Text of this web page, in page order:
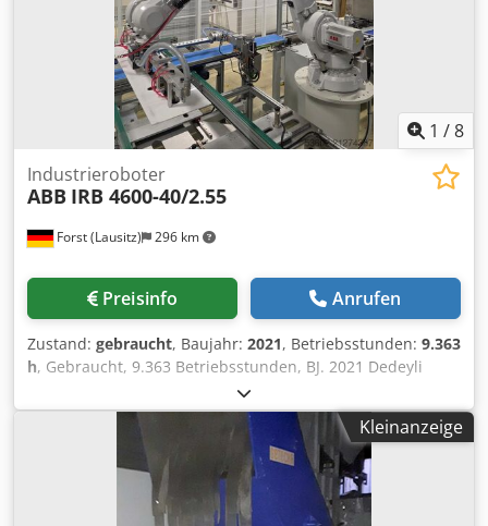
1 /8
Forst (Lausitz) 296 km
Industrieroboter
ABB IRB 4600-40/2.55
Preisinfo Anrufen
Zustand: gebraucht, Baujahr: 2021, Betriebsstunden: 9.363
h, Gebraucht, 9.363 Betriebsstunden, BJ. 2021 Dedeyli
Kleinanzeige